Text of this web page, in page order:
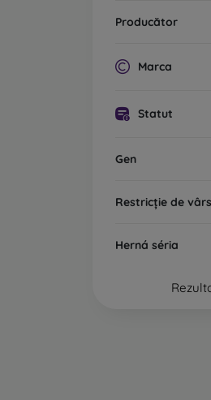
Producător
Marca
Statut
Gen
Restricție de
Herná séria